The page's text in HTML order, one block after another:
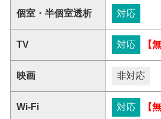
個室・半個室透析 対応
TV 対応 【
映画 非対応
Wi-Fi 対応 【